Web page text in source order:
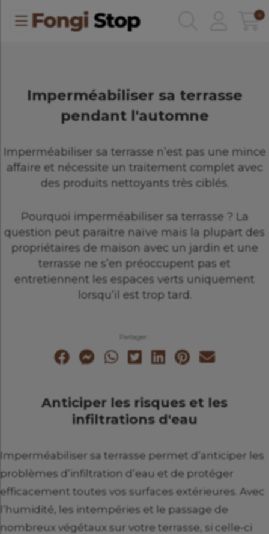
Imperméabiliser sa terrasse
pendant l'automne
Imperméabiliser sa terrasse n’est pas une mince
affaire et nécessite un traitement complet avec
des produits nettoyants très ciblés.
Pourquoi imperméabiliser sa terrasse ? La
question peut paraitre naïve mais la plupart des
propriétaires de maison avec un jardin et une
terrasse ne s’en préoccupent pas et
entretiennent les espaces verts uniquement
lorsqu’il est trop tard.
Partager :
Anticiper les risques et les
infiltrations d'eau
Imperméabiliser sa terrasse permet d’anticiper les
problèmes d’infiltration d’eau et de protéger
efficacement toutes vos surfaces extérieures. Avec
l’humidité, les intempéries et le passage de
nombreux végétaux sur votre terrasse, si celle-ci